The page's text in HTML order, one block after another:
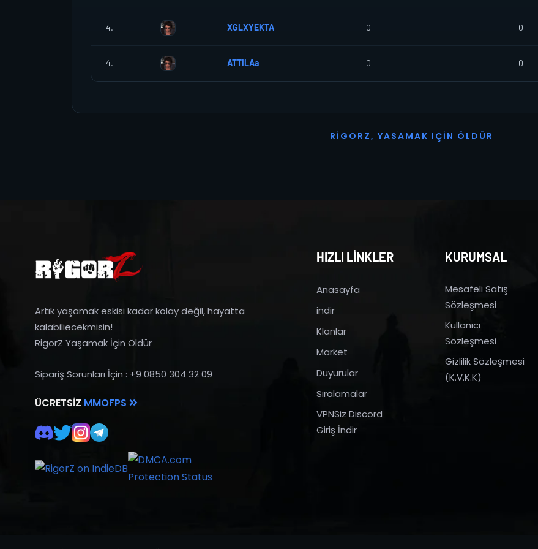
4. XGLXYEKTA 0 0
4. ATTILAa 0 0
R I G O R Z, YASAMAK I ÇI N Ö L D Ü R
Artık yaşamak eskisi kadar kolay değil, hayatta
kalabiliecekmisin!
RigorZ Yaşamak İçin Öldür
Sipariş Sorunları İçin : +9 0850 304 32 09
ÜCRETSIZ MMOFPS
HIZLI LİNKLER
Anasayfa
indir
Klanlar
Market
Duyurular
Sıralamalar
VPNSiz Discord
Giriş İndir
KURUMSAL
Mesafeli Satış
Sözleşmesi
Kullanıcı
Sözleşmesi
Gizlilik Sözleşmesi
(K.V.K.K)